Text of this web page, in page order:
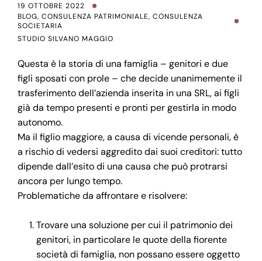
19 OTTOBRE 2022
BLOG, CONSULENZA PATRIMONIALE, CONSULENZA
SOCIETARIA
STUDIO SILVANO MAGGIO
Questa è la storia di una famiglia – genitori e due
figli sposati con prole – che decide unanimemente il
trasferimento dell’azienda inserita in una SRL, ai figli
già da tempo presenti e pronti per gestirla in modo
autonomo.
Ma il figlio maggiore, a causa di vicende personali, è
a rischio di vedersi aggredito dai suoi creditori: tutto
dipende dall’esito di una causa che può protrarsi
ancora per lungo tempo.
Problematiche da affrontare e risolvere:
Trovare una soluzione per cui il patrimonio dei
genitori, in particolare le quote della fiorente
società di famiglia, non possano essere oggetto